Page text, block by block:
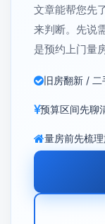
文章能帮您先
来判断。先说
是预约上门量房
旧房翻新 /
预算区间先聊
量房前先梳